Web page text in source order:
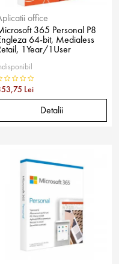
office
365 Personal P8
64-bit, Medialess
1Year/1User
Lei
Detalii